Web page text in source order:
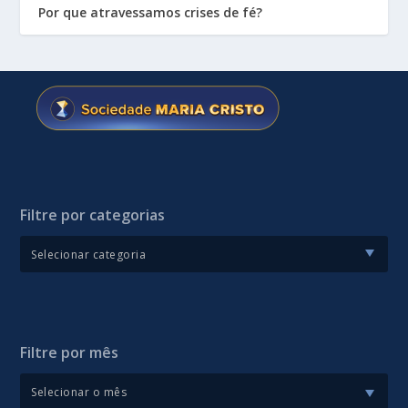
Por que atravessamos crises de fé?
Filtre por categorias
Filtre por mês